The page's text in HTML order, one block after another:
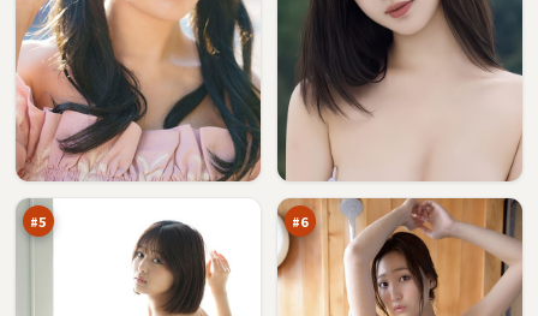
#5
迷
城
来
信
94
万
#6
焚
生万